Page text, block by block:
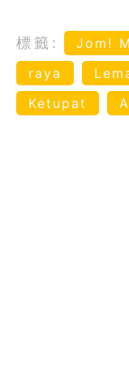
標籤: Jom!
raya
Ketupat